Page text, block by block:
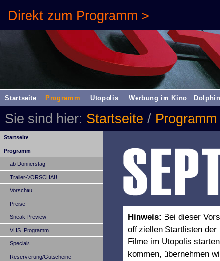
Direkt zum Programm >
Startseite Programm Utopolis Werbung im Kino
Sie sind hier: Startseite / Programm
Startseite
Programm
ab Donnerstag
Trailer-VORSCHAU
Vorschau
Preise
Sneak-Preview
VHS_Programm
Specials
Reservierung/Gutscheine
Hinweis: Bei dieser
offiziellen Startlisten der
Filme im Utopolis
kommen, übernehmen